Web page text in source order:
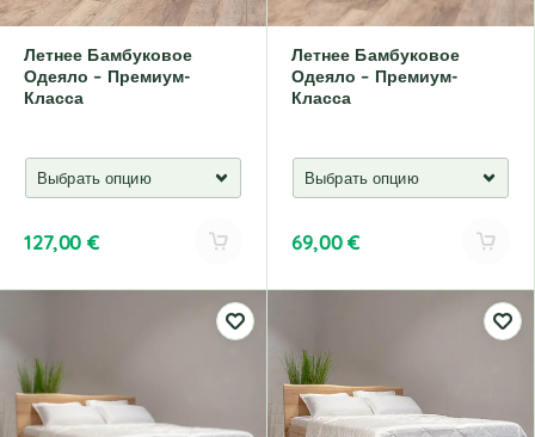
Летнее Бамбуковое
Одеяло – Премиум-
Класса
127,00 €
r
n
a
Летнее Бамбуковое
Одеяло – Премиум-
Класса
69,00€
r
n
a